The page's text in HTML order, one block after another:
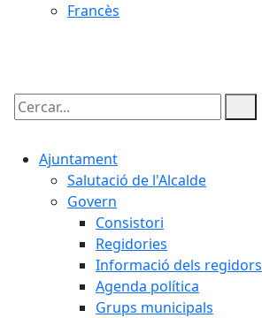
Francès
Cercar:
Ajuntament
Salutació de l'Alcalde
Govern
Consistori
Regidories
Informació dels regidors
Agenda política
Grups municipals